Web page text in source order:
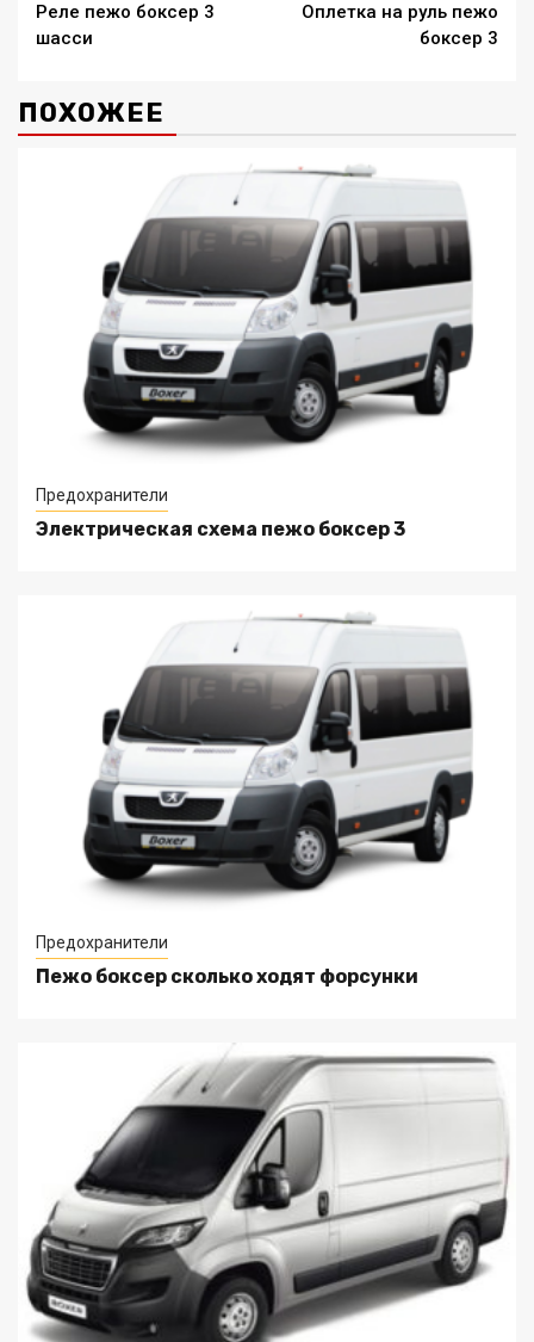
Reading
Реле пежо боксер 3
шасси
Оплетка на руль пежо
боксер 3
ПОХОЖЕЕ
Предохранители
Электрическая схема пежо боксер 3
Предохранители
Пежо боксер сколько ходят форсунки